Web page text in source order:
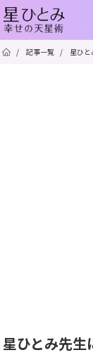
/ 記事一覧 / 星ひと
星ひとみ先生